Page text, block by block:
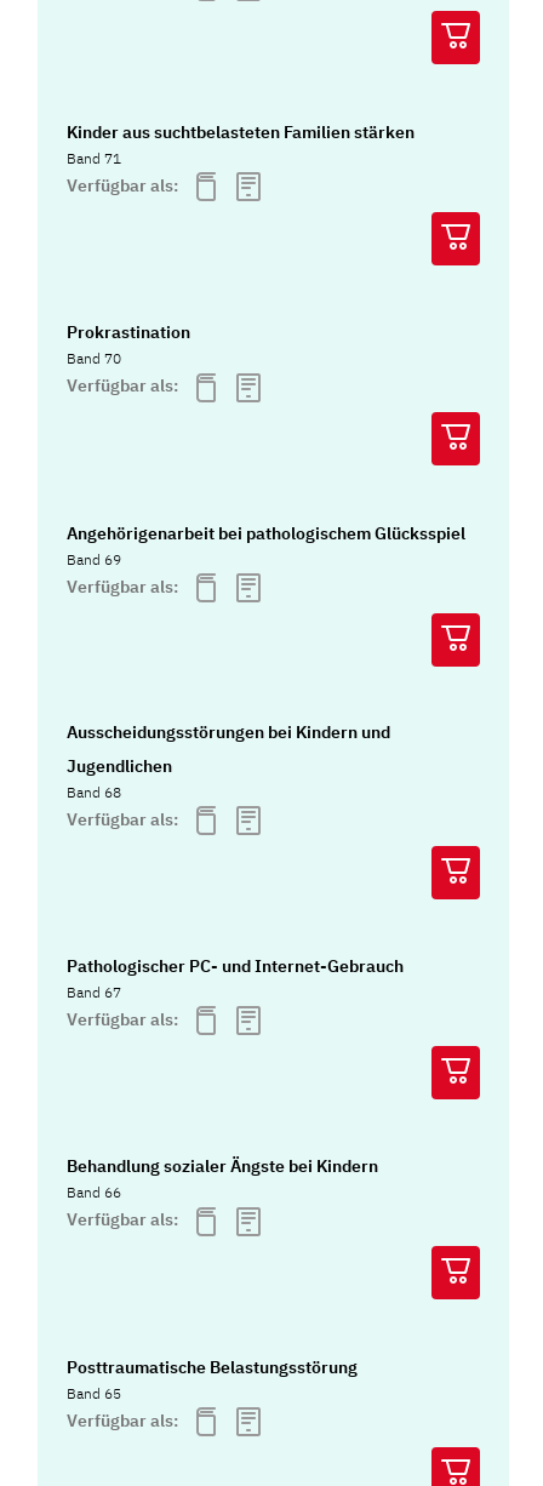
Kinder aus suchtbelasteten Familien stärken
Band 71
Verfügbar als:
Prokrastination
Band 70
Verfügbar als:
Angehörigenarbeit bei pathologischem Glücksspiel
Band 69
Verfügbar als:
Ausscheidungsstörungen bei Kindern und
Jugendlichen
Band 68
Verfügbar als:
Pathologischer PC- und Internet-Gebrauch
Band 67
Verfügbar als:
Behandlung sozialer Ängste bei Kindern
Band 66
Verfügbar als:
Posttraumatische Belastungsstörung
Band 65
Verfügbar als: